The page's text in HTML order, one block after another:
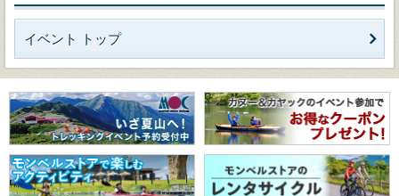
イベント トップ